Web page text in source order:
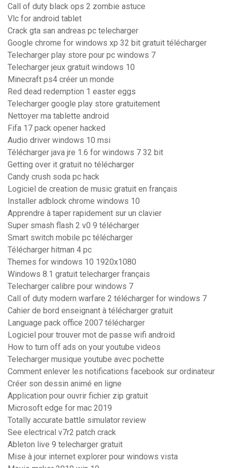
Call of duty black ops 2 zombie astuce
Vlc for android tablet
Crack gta san andreas pc telecharger
Google chrome for windows xp 32 bit gratuit télécharger
Telecharger play store pour pc windows 7
Telecharger jeux gratuit windows 10
Minecraft ps4 créer un monde
Red dead redemption 1 easter eggs
Telecharger google play store gratuitement
Nettoyer ma tablette android
Fifa 17 pack opener hacked
Audio driver windows 10 msi
Télécharger java jre 1.6 for windows 7 32 bit
Getting over it gratuit no télécharger
Candy crush soda pc hack
Logiciel de creation de music gratuit en français
Installer adblock chrome windows 10
Apprendre à taper rapidement sur un clavier
Super smash flash 2 v0 9 télécharger
Smart switch mobile pc télécharger
Télécharger hitman 4 pc
Themes for windows 10 1920x1080
Windows 8.1 gratuit telecharger français
Telecharger calibre pour windows 7
Call of duty modern warfare 2 télécharger for windows 7
Cahier de bord enseignant à télécharger gratuit
Language pack office 2007 télécharger
Logiciel pour trouver mot de passe wifi android
How to turn off ads on your youtube videos
Telecharger musique youtube avec pochette
Comment enlever les notifications facebook sur ordinateur
Créer son dessin animé en ligne
Application pour ouvrir fichier zip gratuit
Microsoft edge for mac 2019
Totally accurate battle simulator review
See electrical v7r2 patch crack
Ableton live 9 telecharger gratuit
Mise à jour internet explorer pour windows vista